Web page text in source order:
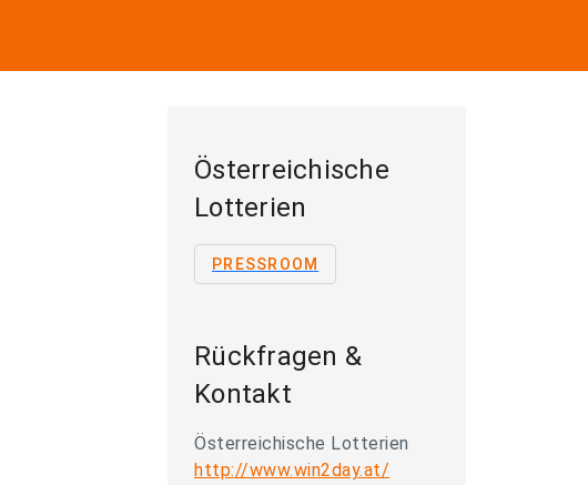
Österreichische
Lotterien
PRESSROOM
Rückfragen &
Kontakt
Österreichische Lotterien
http://www.win2day.at/